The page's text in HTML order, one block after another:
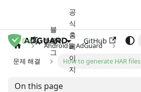
Docs
블
로
그
공
식
홈
페
이
지
한국어 GitHub
Android용 AdGuard
문제 해결
How to generate HAR files
On this page